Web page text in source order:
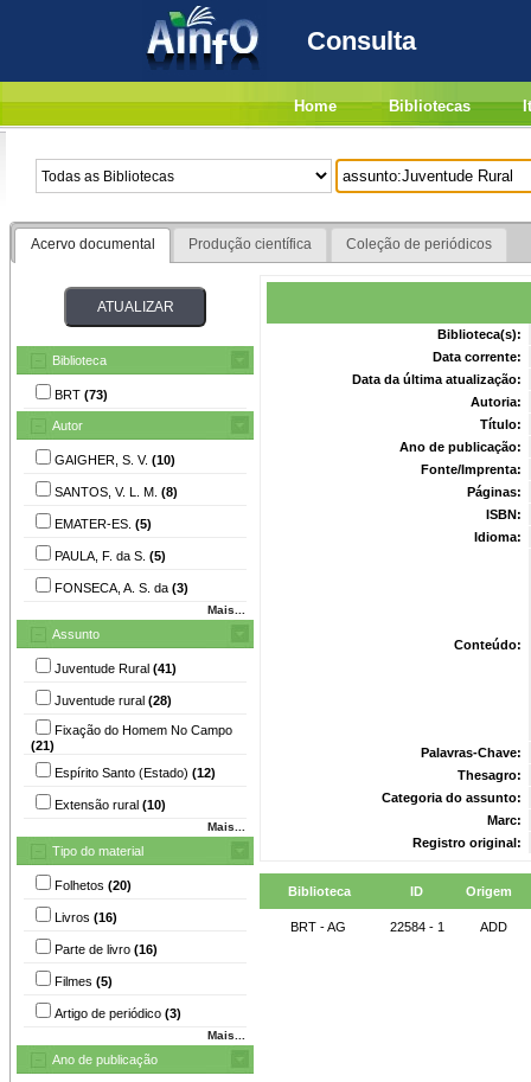
Consulta
Home Bibliotecas
Acervo documental Produção científica Coleção de periódicos
Biblioteca
BRT (73)
Autor
GAIGHER, S. V. (10)
SANTOS, V. L. M. (8)
EMATER-ES. (5)
PAULA, F. da S. (5)
FONSECA, A. S. da (3)
Mais...
Assunto
Juventude Rural (41)
Juventude rural (28)
Fixação do Homem No Campo
(21)
Espírito Santo (Estado) (12)
Extensão rural (10)
Mais...
Tipo do material
Folhetos (20)
Livros (16)
Parte de livro (16)
Filmes (5)
Artigo de periódico (3)
Mais...
Ano de publicação
Biblioteca(s):
Data corrente:
Data da última atualização:
Autoria:
Título:
Ano de publicação:
Fonte/Imprenta:
Páginas:
ISBN:
Idioma:
Conteúdo:
Palavras-Chave:
Thesagro:
Categoria do assunto:
Marc:
Registro original:
Biblioteca ID Origem
BRT - AG 22584 - 1 ADD